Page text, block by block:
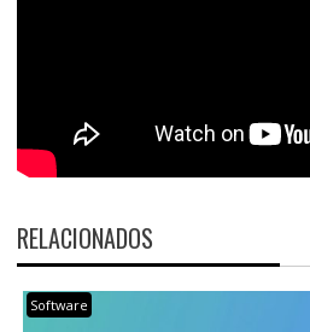
RELACIONADOS
Software